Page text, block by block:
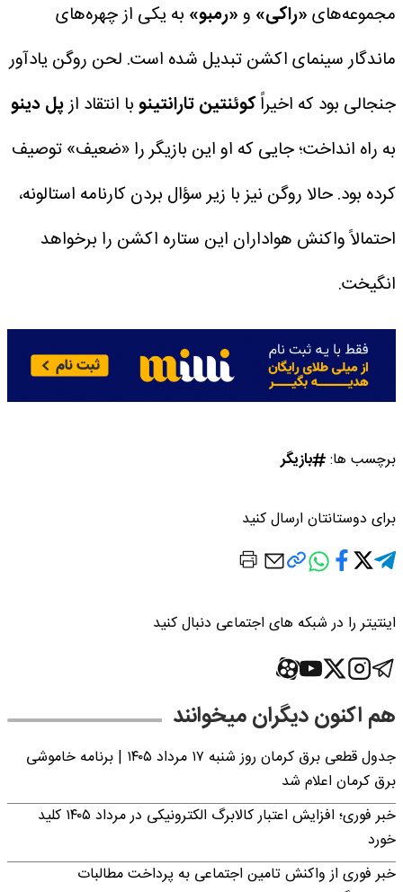
مجموعه‌های«راکی» و«رمبو» به یکی از چهره‌های
ماندگار سینمای اکشن تبدیل شده است. لحن روگن یادآور
جنجالی بود که اخیراًکوئنتین تارانتینوبا انتقاد ازپل دینو
به راه انداخت؛ جایی که او این بازیگر را «ضعیف» توصیف
کرده بود. حالا روگن نیز با زیر سؤال بردن کارنامه استالونه،
احتمالاً واکنش هواداران این ستاره اکشن را برخواهد
انگیخت.
برچسب ها: بازیگر
برای دوستانتان ارسال کنید
اینتیتر را در شبکه های اجتماعی دنبال کنید
هم اکنون دیگران میخوانند
جدول قطعی برق کرمان روز شنبه ۱۷ مرداد ۱۴۰۵ | برنامه خاموشی
برق کرمان اعلام شد
خبر فوری؛ افزایش اعتبار کالابرگ الکترونیکی در مرداد ۱۴۰۵ کلید
خورد
خبر فوری از واکنش تامین اجتماعی به پرداخت مطالبات